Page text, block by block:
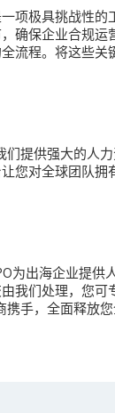
项极具挑战性的
确保企业合规运
流程。将这些关
们提供强大的人
您对全球团队拥
出海企业提供
我们处理，您可
手，全面释放您